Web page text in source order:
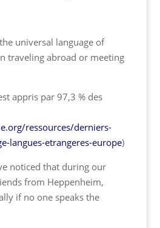
universal language of
traveling abroad or meeting
appris par 97,3 % des
ressources/derniers-
langues-etrangeres-europe)
noticed that during our
from Heppenheim,
if no one speaks the